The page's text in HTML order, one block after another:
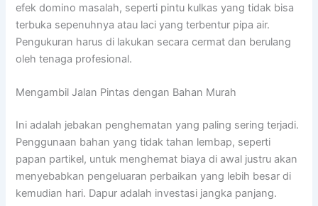
efek domino masalah, seperti pintu kulkas yang tidak bisa
terbuka sepenuhnya atau laci yang terbentur pipa air.
Pengukuran harus di lakukan secara cermat dan berulang
oleh tenaga profesional.
Mengambil Jalan Pintas dengan Bahan Murah
Ini adalah jebakan penghematan yang paling sering terjadi.
Penggunaan bahan yang tidak tahan lembap, seperti
papan partikel, untuk menghemat biaya di awal justru akan
menyebabkan pengeluaran perbaikan yang lebih besar di
kemudian hari. Dapur adalah investasi jangka panjang.